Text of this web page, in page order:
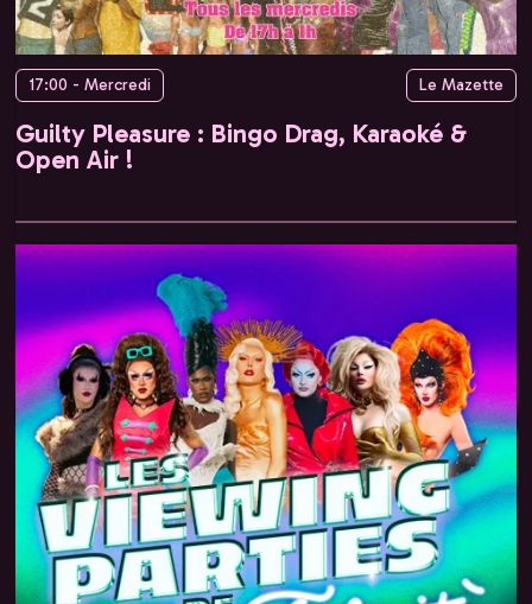
17:00 - Mercredi Le Mazette
Guilty Pleasure : Bingo Drag, Karaoké &
Open Air !